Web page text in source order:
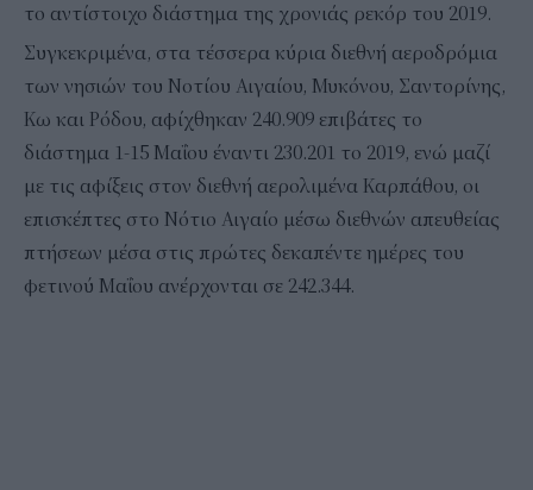
το αντίστοιχο διάστημα της χρονιάς ρεκόρ του 2019.
Συγκεκριμένα, στα τέσσερα κύρια διεθνή αεροδρόμια
των νησιών του Νοτίου Αιγαίου, Μυκόνου, Σαντορίνης,
Κω και Ρόδου, αφίχθηκαν 240.909 επιβάτες το
διάστημα 1-15 Μαΐου έναντι 230.201 το 2019, ενώ μαζί
με τις αφίξεις στον διεθνή αερολιμένα Καρπάθου, οι
επισκέπτες στο Νότιο Αιγαίο μέσω διεθνών απευθείας
πτήσεων μέσα στις πρώτες δεκαπέντε ημέρες του
φετινού Μαΐου ανέρχονται σε 242.344.